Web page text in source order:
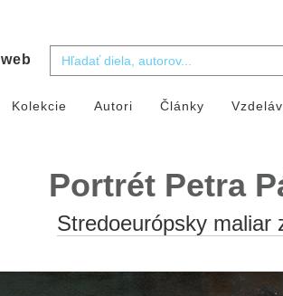
web
Kolekcie Autori Články
Portrét Petra
Stredoeurópsky maliar